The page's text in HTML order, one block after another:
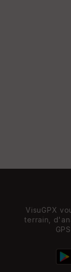
VisuGPX
terrain,